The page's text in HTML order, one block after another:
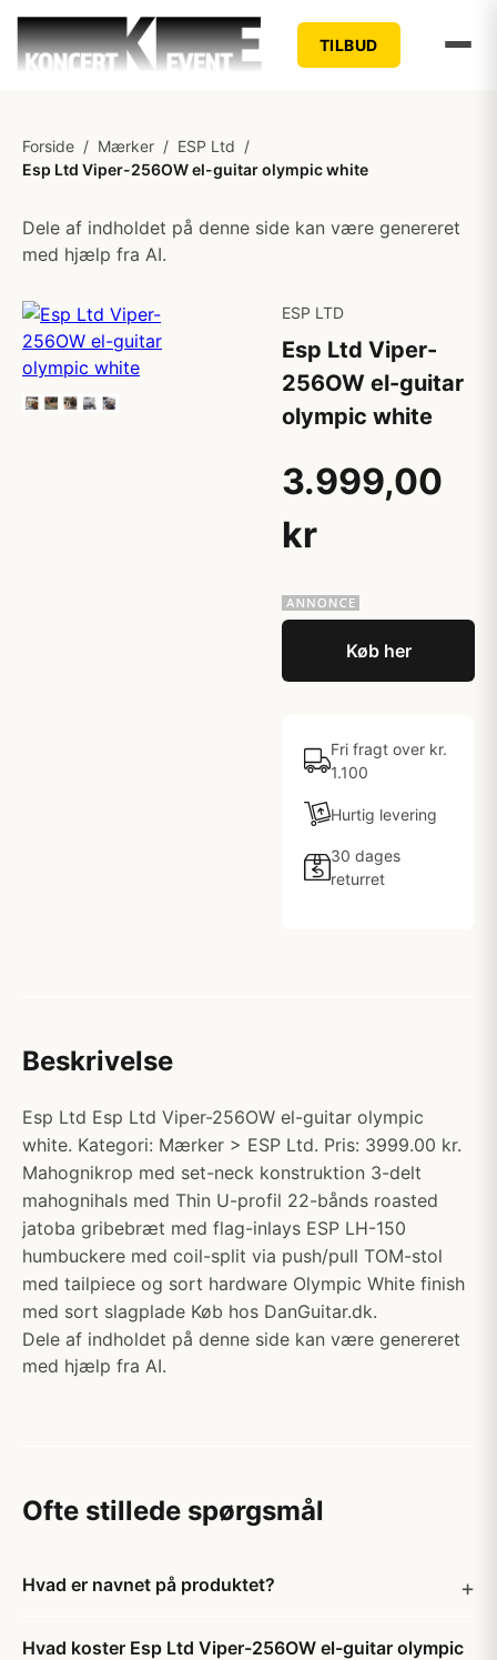
TILBUD
Forside / Mærker / ESP Ltd /
Esp Ltd Viper-256OW el-guitar olympic white
Dele af indholdet på denne side kan være genereret
med hjælp fra AI.
ESP LTD
Esp Ltd Viper-
256OW el-guitar
olympic white
3.999,00
kr
Køb her
Fri fragt over kr.
1.100
Hurtig levering
30 dages
returret
Beskrivelse
Esp Ltd Esp Ltd Viper-256OW el-guitar olympic
white. Kategori: Mærker > ESP Ltd. Pris: 3999.00 kr.
Mahognikrop med set-neck konstruktion 3-delt
mahognihals med Thin U-profil 22-bånds roasted
jatoba gribebræt med flag-inlays ESP LH-150
humbuckere med coil-split via push/pull TOM-stol
med tailpiece og sort hardware Olympic White finish
med sort slagplade Køb hos DanGuitar.dk.
Dele af indholdet på denne side kan være genereret
med hjælp fra AI.
Ofte stillede spørgsmål
Hvad er navnet på produktet?
Hvad koster Esp Ltd Viper-256OW el-guitar olympic